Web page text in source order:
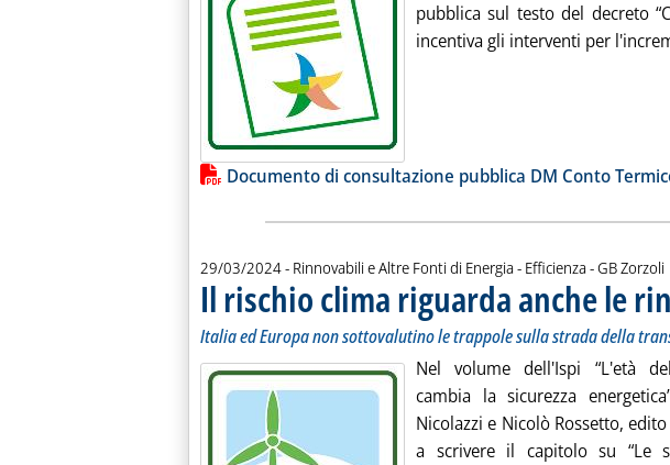
pubblica sul testo del decreto
incentiva gli interventi per
Lista allegati PDF alla notizia
Documento di consultazione pubblica DM Conto
29/03/2024- Rinnovabili e Altre Fonti di Energia - Efficienza -di:
GB Zorzoli
Il rischio clima riguarda anche le
Italia ed Europa non sottovalutino le trappole sulla strada della
Nel volume dell'Ispi “L'età
cambia la sicurezza
Nicolazzi e Nicolò Rossetto,
a scrivere il capitolo su “Le